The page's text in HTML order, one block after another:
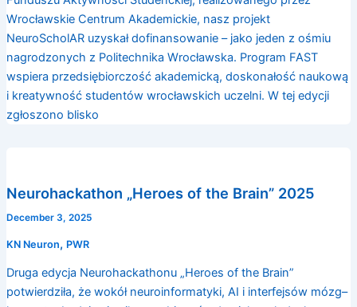
Wrocławskie Centrum Akademickie, nasz projekt
NeuroScholAR uzyskał dofinansowanie – jako jeden z ośmiu
nagrodzonych z Politechnika Wrocławska. Program FAST
wspiera przedsiębiorczość akademicką, doskonałość naukową
i kreatywność studentów wrocławskich uczelni. W tej edycji
zgłoszono blisko
Neurohackathon „Heroes of the Brain” 2025
December 3, 2025
KN Neuron, PWR
Druga edycja Neurohackathonu „Heroes of the Brain”
potwierdziła, że wokół neuroinformatyki, AI i interfejsów mózg–